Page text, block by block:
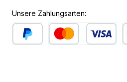
Unsere Zahlungsarten: